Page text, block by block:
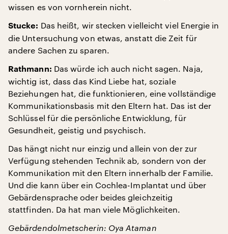
wissen es von vornherein nicht.
Stucke: Das heißt, wir stecken vielleicht viel Energie in
die Untersuchung von etwas, anstatt die Zeit für
andere Sachen zu sparen.
Rathmann: Das würde ich auch nicht sagen. Naja,
wichtig ist, dass das Kind Liebe hat, soziale
Beziehungen hat, die funktionieren, eine vollständige
Kommunikationsbasis mit den Eltern hat. Das ist der
Schlüssel für die persönliche Entwicklung, für
Gesundheit, geistig und psychisch.
Das hängt nicht nur einzig und allein von der zur
Verfügung stehenden Technik ab, sondern von der
Kommunikation mit den Eltern innerhalb der Familie.
Und die kann über ein Cochlea-Implantat und über
Gebärdensprache oder beides gleichzeitig
stattfinden. Da hat man viele Möglichkeiten.
Gebärdendolmetscherin: Oya Ataman